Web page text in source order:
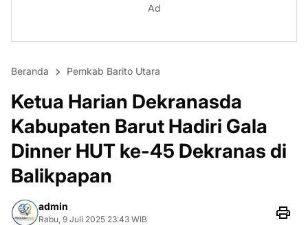
Ad
Beranda Pemkab Barito Utara
Ketua Harian Dekranasda
Kabupaten Barut Hadiri Gala
Dinner HUT ke-45 Dekranas di
Balikpapan
admin
Rabu, 9 Juli 2025 23:43 WIB